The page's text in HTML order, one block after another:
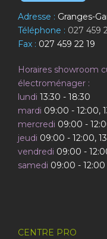
Adresse : Granges-
Téléphone : 027 459
Fax : 027 459 22 19
Horaires showroom
électroménager :
lundi 13:30 - 18:30
mardi 09:00 - 12:00,
mercredi 09:00 -
jeudi 09:00 - 12:00,
vendredi 09:00 -
samedi 09:00 - 12:00
CENTRE PRO